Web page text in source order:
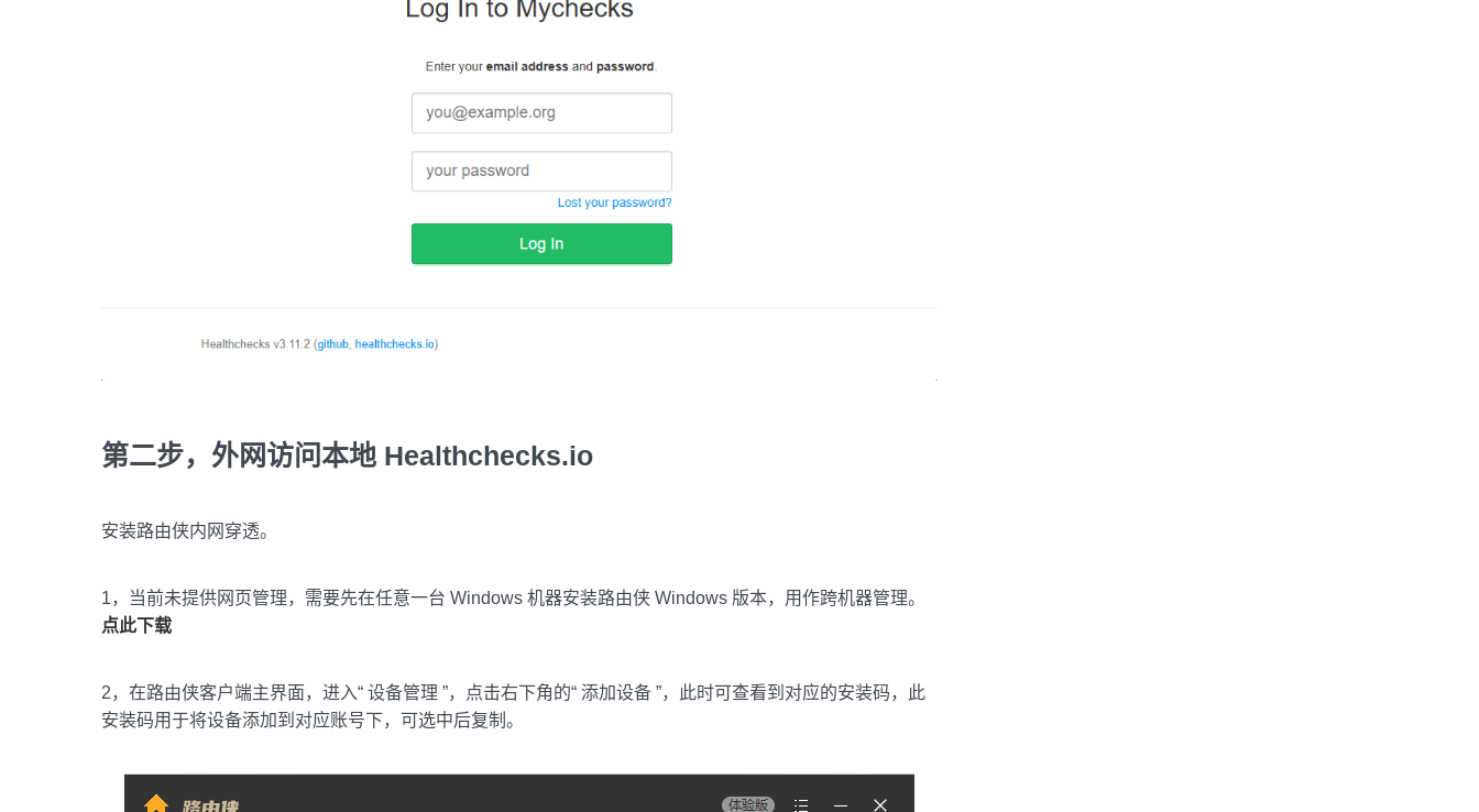
第二步，外网访问本地 Healthchecks.io
安装路由侠内网穿透。
1，当前未提供网页管理，需要先在任意一台 Windows 机器安装路由侠 Windows 版本，用作跨机器管理。
点此下载
2，在路由侠客户端主界面，进入“ 设备管理 ”，点击右下角的“ 添加设备 ”，此时可查看到对应的安装码，此
安装码用于将设备添加到对应账号下，可选中后复制。